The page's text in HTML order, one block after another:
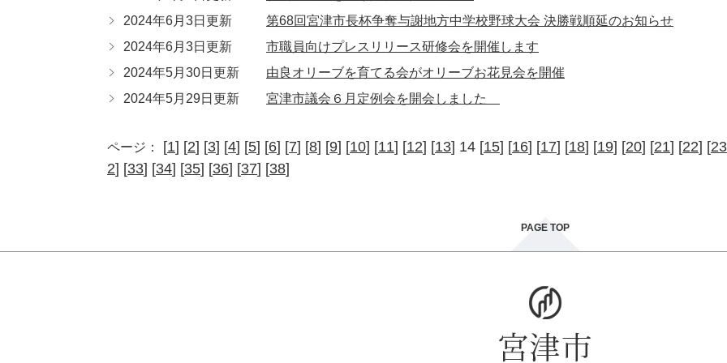
2024年6月3日更新
第68回宮津市長杯争奪与謝地方中学校野球大会 決勝戦順延のお知らせ
2024年6月3日更新
市職員向けプレスリリース研修会を開催します
2024年5月30日更新
由良オリーブを育てる会がオリーブお花見会を開催
2024年5月29日更新
宮津市議会６月定例会を開会しました
ページ： [1] [2] [3] [4] [5] [6] [7] [8] [9] [10] [11] [12] [13] 14 [15] [16] [17] [18] [19] [20] [21] [22] [23
2] [33] [34] [35] [36] [37] [38]
PAGE TOP